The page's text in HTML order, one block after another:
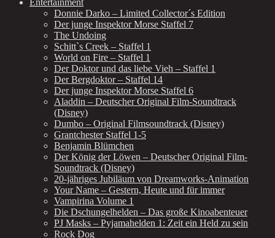
Entertainment
Donnie Darko – Limited Collector´s Edition
Der junge Inspektor Morse Staffel 7
The Undoing
Schitt`s Creek – Staffel 1
World on Fire – Staffel 1
Der Doktor und das liebe Vieh – Staffel 1
Der Bergdoktor – Staffel 14
Der junge Inspektor Morse Staffel 6
Aladdin – Deutscher Original Film-Soundtrack
(Disney)
Dumbo – Original Filmsoundtrack (Disney)
Grantchester Staffel 1-5
Benjamin Blümchen
Der König der Löwen – Deutscher Original Film-
Soundtrack (Disney)
20-jähriges Jubiläum von Dreamworks-Animation
Your Name – Gestern, Heute und für immer
Vampirina Volume 1
Die Dschungelhelden – Das große Kinoabenteuer
PJ Masks – Pyjamahelden 1: Zeit ein Held zu sein
Rock Dog